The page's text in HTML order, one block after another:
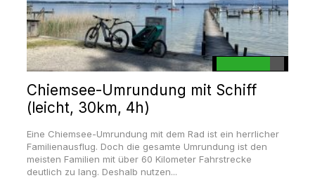
Chiemsee-Umrundung mit Schiff
(leicht, 30km, 4h)
Eine Chiemsee-Umrundung mit dem Rad ist ein herrlicher
Familienausflug. Doch die gesamte Umrundung ist den
meisten Familien mit über 60 Kilometer Fahrstrecke
deutlich zu lang. Deshalb nutzen...